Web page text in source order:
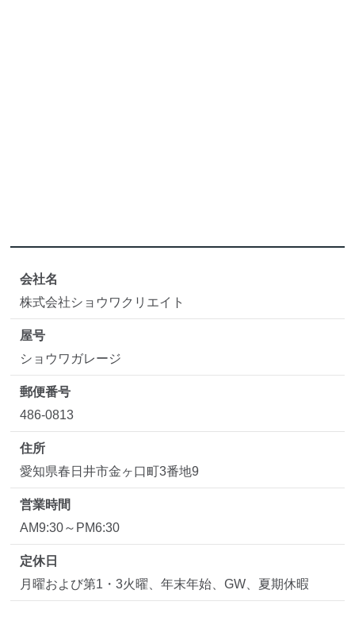
会社名
株式会社ショウワクリエイト
屋号
ショウワガレージ
郵便番号
486-0813
住所
愛知県春日井市金ヶ口町3番地9
営業時間
AM9:30～PM6:30
定休日
月曜および第1・3火曜、年末年始、GW、夏期休暇